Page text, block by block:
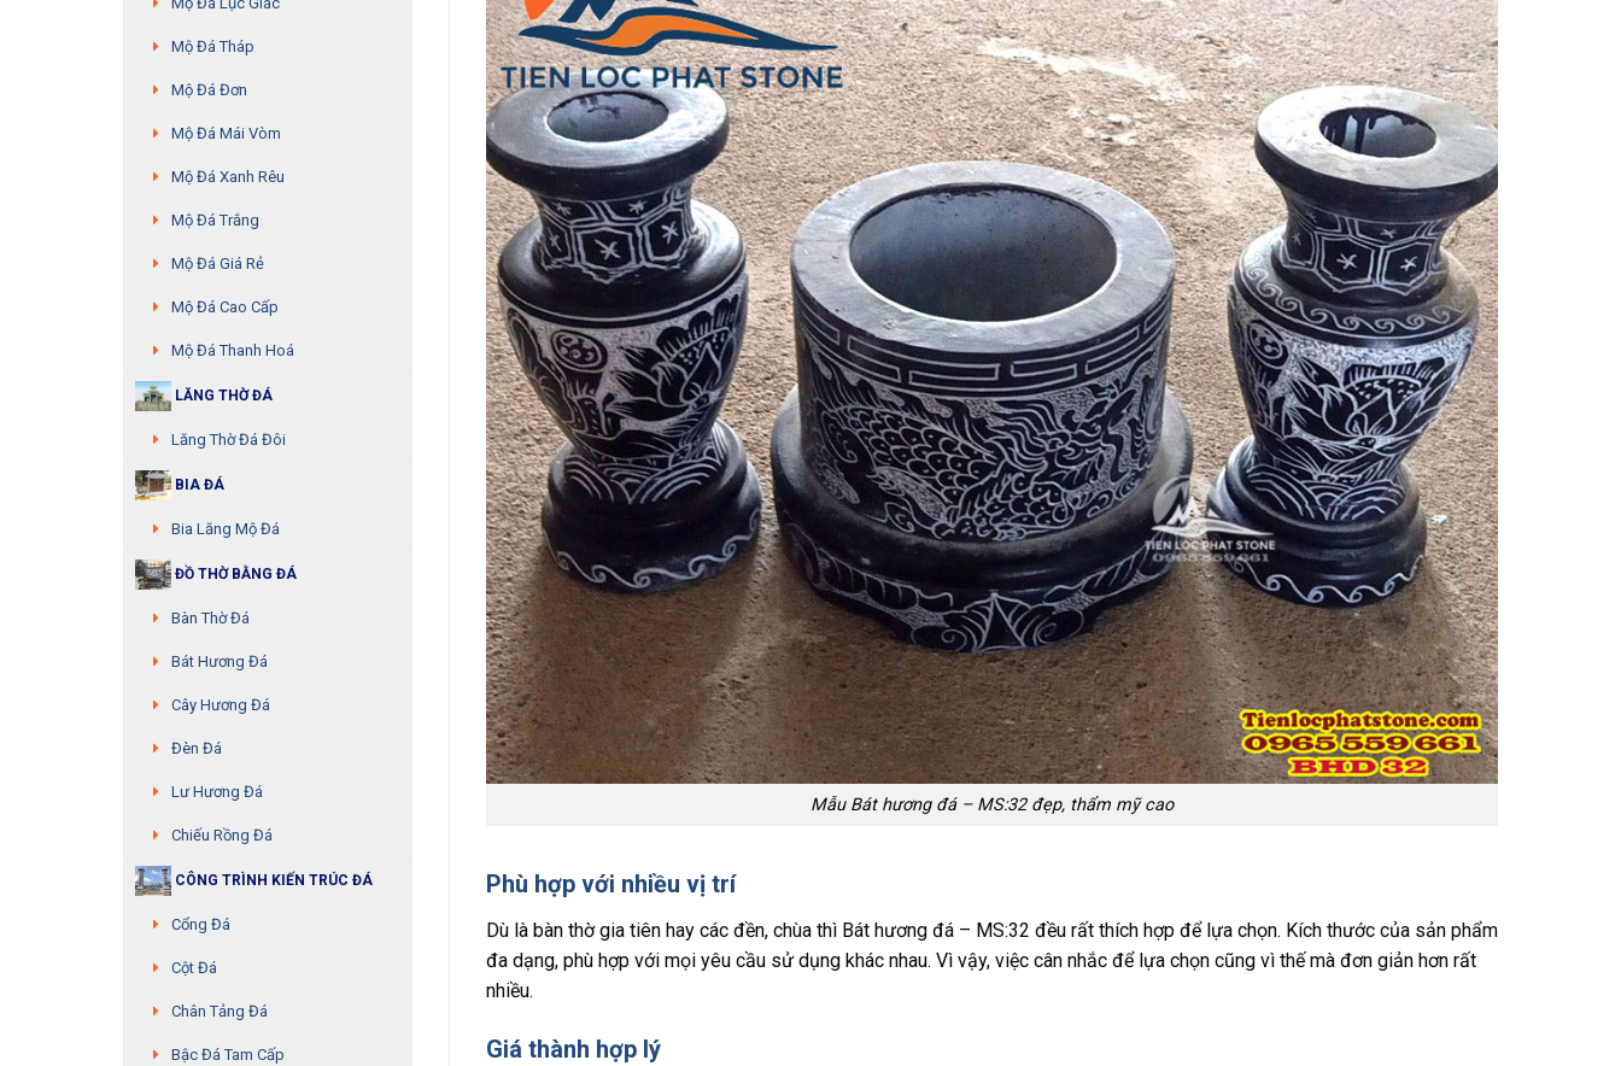
Mộ Đá Tháp
Mộ Đá Đơn
Mộ Đá Mái Vòm
Mộ Đá Xanh Rêu
Mộ Đá Trắng
Mộ Đá Giá Rẻ
Mộ Đá Cao Cấp
Mộ Đá Thanh Hoá
LĂNG THỜ ĐÁ
Lăng Thờ Đá Đôi
BIA ĐÁ
Bia Lăng Mộ Đá
ĐỒ THỜ BẰNG ĐÁ
Bàn Thờ Đá
Bát Hương Đá
Cây Hương Đá
Đèn Đá
Lư Hương Đá
Chiếu Rồng Đá
CÔNG TRÌNH KIẾN TRÚC ĐÁ
Cổng Đá
Cột Đá
Chân Tảng Đá
Bậc Đá Tam Cấp
Mẫu Bát hương đá – MS:32 đẹp, thẩm mỹ cao
Phù hợp với nhiều vị trí
Dù là bàn thờ gia tiên hay các đền, chùa thì Bát hương đá – MS:32 đều rất thích hợp để lựa chọn. Kích thước của sản phẩm
đa dạng, phù hợp với mọi yêu cầu sử dụng khác nhau. Vì vậy, việc cân nhắc để lựa chọn cũng vì thế mà đơn giản hơn rất
nhiều.
Giá thành hợp lý